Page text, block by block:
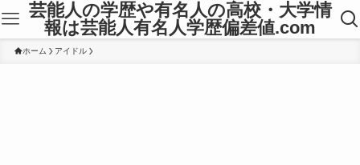
芸能人の学歴や有名人の高校・大学情
報は芸能人有名人学歴偏差値.com
ホーム アイドル